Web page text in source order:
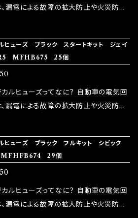
のマジカルヒューズ直販サイトと横浜に
店舗の専売品になりますので宜しくお願
す。
漏電による故障の拡大防止や火災防止
、各回路への電力供給を行っています。
ヒューズには拭い去れない欠点があり
。 2.金属部分が露出している為、空気
してしまう。 3.金属プレートが接触する
ジカルヒューズになります。 ◇マジカル
の効果 マジカルヒューズは放電防止効
抵抗低減効果により、このような効果を
す。 ・アクセルレスポンスの向上 ・アイ
安定化（静粛性UP） ・ターボ車のターボ
ヒューズ ブラック スタートキット ジェイ
MFHB675 25個
ルヒューズってなに？ 自動車の電気回
漏電による故障の拡大防止や火災防止
、各回路への電力供給を行っています。
ヒューズには拭い去れない欠点があり
。 2.金属部分が露出している為、空気
してしまう。 3.金属プレートが接触する
ヒューズ ブラック フルキット シビック
29個
ルヒューズってなに？ 自動車の電気回
漏電による故障の拡大防止や火災防止